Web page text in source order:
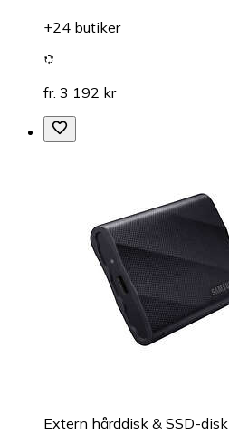
+24 butiker
fr. 3 192 kr
Extern hårddisk & SSD-disk